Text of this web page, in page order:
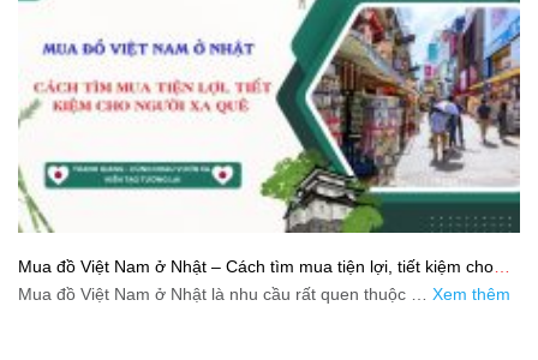
Mua đồ Việt Nam ở Nhật – Cách tìm mua tiện lợi, tiết kiệm cho
người xa quê
Mua đồ Việt Nam ở Nhật là nhu cầu rất quen thuộc … Xem thêm